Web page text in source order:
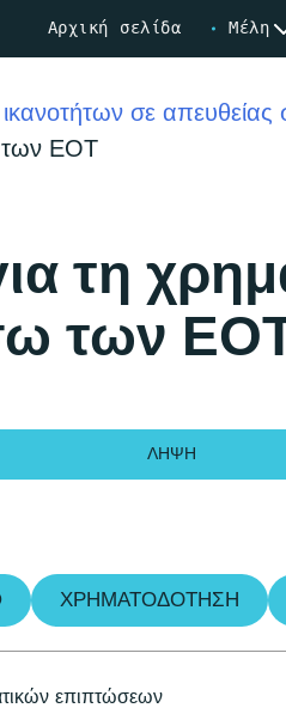
Αρχική σελίδα Μέλη
σε απευθείας
των ΕΟΤ
τη
των
ΛΉΨΗ
ΧΡΗΜΑΤΟΔΌΤΗΣΗ
επιπτώσεων